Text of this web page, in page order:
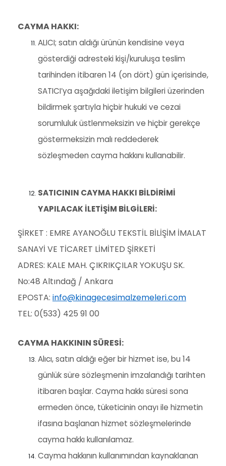
CAYMA HAKKI:
ALICI; satın aldığı ürünün kendisine veya
gösterdiği adresteki kişi/kuruluşa teslim
tarihinden itibaren 14 (on dört) gün içerisinde,
SATICI’ya aşağıdaki iletişim bilgileri üzerinden
bildirmek şartıyla hiçbir hukuki ve cezai
sorumluluk üstlenmeksizin ve hiçbir gerekçe
göstermeksizin malı reddederek
sözleşmeden cayma hakkını kullanabilir.
SATICININ CAYMA HAKKI BİLDİRİMİ
YAPILACAK İLETİŞİM BİLGİLERİ:
ŞİRKET : EMRE AYANOĞLU TEKSTİL BİLİŞİM İMALAT
SANAYİ VE TİCARET LİMİTED ŞİRKETİ
ADRES: KALE MAH. ÇIKRIKÇILAR YOKUŞU SK.
No:48 Altındağ / Ankara
EPOSTA: info@kinagecesimalzemeleri.com
TEL: 0(533) 425 91 00
CAYMA HAKKININ SÜRESİ:
Alıcı, satın aldığı eğer bir hizmet ise, bu 14
günlük süre sözleşmenin imzalandığı tarihten
itibaren başlar. Cayma hakkı süresi sona
ermeden önce, tüketicinin onayı ile hizmetin
ifasına başlanan hizmet sözleşmelerinde
cayma hakkı kullanılamaz.
Cayma hakkının kullanımından kaynaklanan